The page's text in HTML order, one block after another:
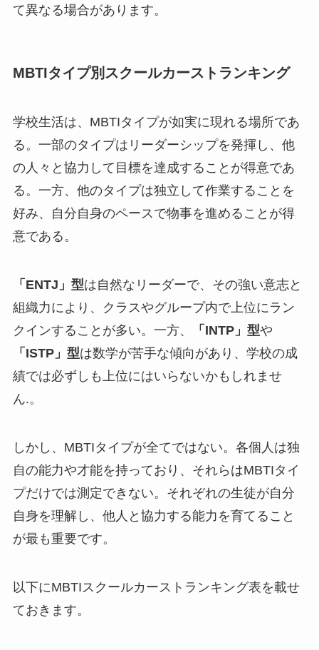
て異なる場合があります。
MBTIタイプ別スクールカーストランキング
学校生活は、MBTIタイプが如実に現れる場所であ
る。一部のタイプはリーダーシップを発揮し、他
の人々と協力して目標を達成することが得意であ
る。一方、他のタイプは独立して作業することを
好み、自分自身のペースで物事を進めることが得
意である。
「ENTJ」型は自然なリーダーで、その強い意志と
組織力により、クラスやグループ内で上位にラン
クインすることが多い。一方、
「INTP」型や
「ISTP」型は数学が苦手な傾向があり、学校の成
績では必ずしも上位にはいらないかもしれませ
ん.。
しかし、MBTIタイプが全てではない。各個人は独
自の能力や才能を持っており、それらはMBTIタイ
プだけでは測定できない。それぞれの生徒が自分
自身を理解し、他人と協力する能力を育てること
が最も重要です。
以下にMBTIスクールカーストランキング表を載せ
ておきます。